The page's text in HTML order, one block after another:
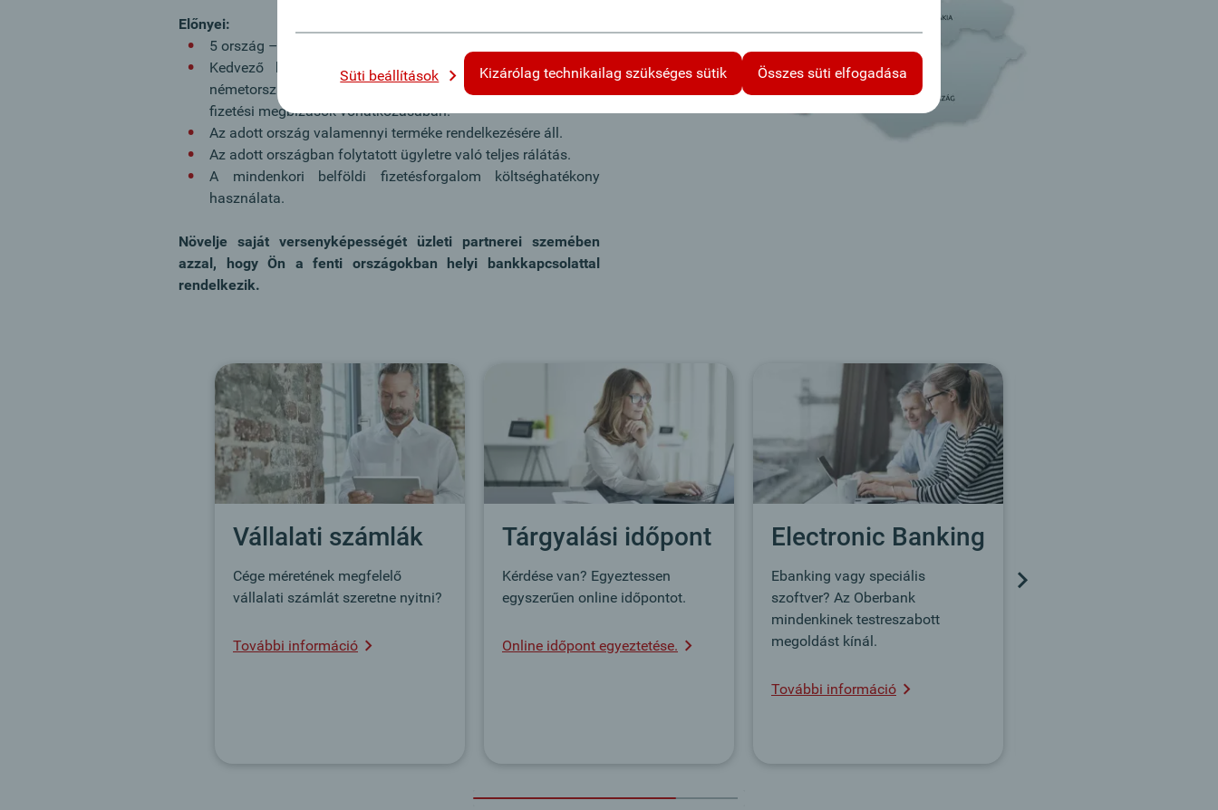
Előnyei:
5 ország – 1 helyi ügyfélreferens.
Kedvező kondíciók az Oberbank ausztriai, csehországi,
németországi, szlovákiai és magyarországi fiókjai között a
fizetési megbízások vonatkozásában.
Az adott ország valamennyi terméke rendelkezésére áll.
Az adott országban folytatott ügyletre való teljes rálátás.
A mindenkori belföldi fizetésforgalom költséghatékony
használata.
Növelje saját versenyképességét üzleti partnerei szemében
azzal, hogy Ön a fenti országokban helyi bankkapcsolattal
rendelkezik.
Vállalati számlák
Cége méretének megfelelő
vállalati számlát szeretne nyitni?
További információ
Tárgyalási időpont
Kérdése van? Egyeztessen
egyszerűen online időpontot.
Online időpont egyeztetése.
Electronic Banking
Ebanking vagy speciális
szoftver? Az Oberbank
mindenkinek testreszabott
megoldást kínál.
További információ
Süti beállítások Kizárólag technikailag szükséges sütik Összes süti elfogadása